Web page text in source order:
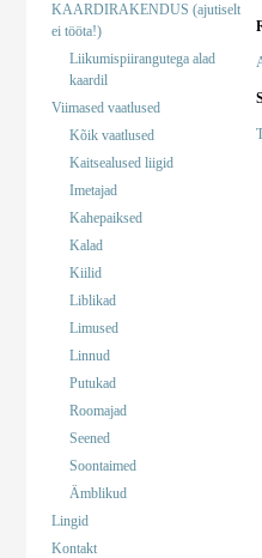
KAARDIRAKENDUS (ajutiselt
ei tööta!)
Liikumispiirangutega alad
kaardil
Viimased vaatlused
Kõik vaatlused
Kaitsealused liigid
Imetajad
Kahepaiksed
Kalad
Kiilid
Liblikad
Limused
Linnud
Putukad
Roomajad
Seened
Soontaimed
Ämblikud
Lingid
Kontakt